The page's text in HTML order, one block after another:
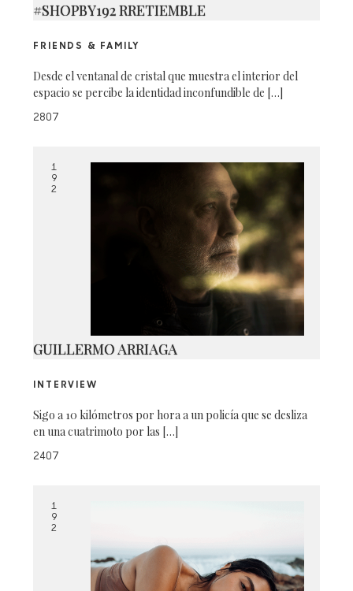
18
#SHOPBY192 RRETIEMBLE
FRIENDS & FAMILY
Desde el ventanal de cristal que muestra el interior del
espacio se percibe la identidad inconfundible de […]
2807
1
9
2
GUILLERMO ARRIAGA
INTERVIEW
Sigo a 10 kilómetros por hora a un policía que se desliza
en una cuatrimoto por las […]
2407
1
9
2